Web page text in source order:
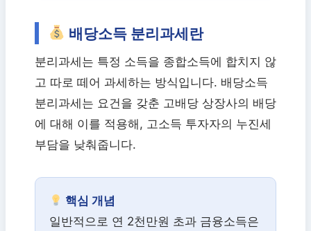
배당소득 분리과세란
분리과세는 특정 소득을 종합소득에 합치지 않
고 따로 떼어 과세하는 방식입니다. 배당소득
분리과세는 요건을 갖춘 고배당 상장사의 배당
에 대해 이를 적용해, 고소득 투자자의 누진세
부담을 낮춰줍니다.
핵심 개념
일반적으로 연 2천만원 초과 금융소득은